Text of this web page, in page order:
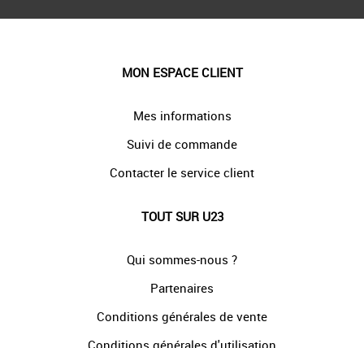
MON ESPACE CLIENT
Mes informations
Suivi de commande
Contacter le service client
TOUT SUR U23
Qui sommes-nous ?
Partenaires
Conditions générales de vente
Conditions générales d'utilisation